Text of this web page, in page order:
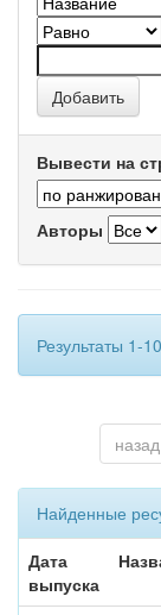
Вывести на
Авторы
Результаты 1-
назад
Найденные
Дата
выпуска